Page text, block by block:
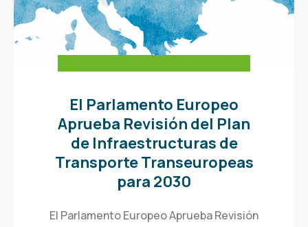
El Parlamento Europeo
Aprueba Revisión del Plan
de Infraestructuras de
Transporte Transeuropeas
para 2030
El Parlamento Europeo Aprueba Revisión